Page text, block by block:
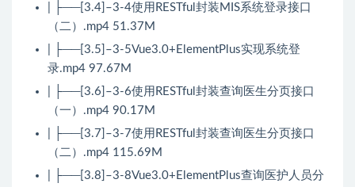
| ├──[3.4]–3-4使用RESTful封装MIS系统登录接口
（二）.mp4 51.37M
| ├──[3.5]–3-5Vue3.0+ElementPlus实现系统登
录.mp4 97.67M
| ├──[3.6]–3-6使用RESTful封装查询医生分页接口
（一）.mp4 90.17M
| ├──[3.7]–3-7使用RESTful封装查询医生分页接口
（二）.mp4 115.69M
| ├──[3.8]–3-8Vue3.0+ElementPlus查询医护人员分